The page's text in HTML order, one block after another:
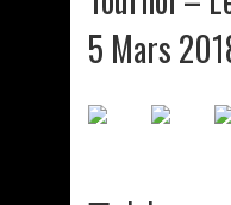
5 Mars